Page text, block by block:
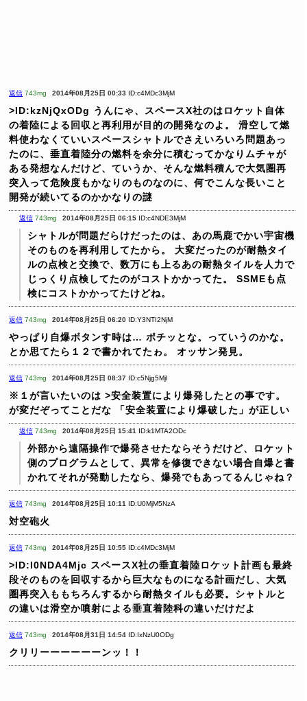
返信 743mg 2014年08月25日 00:33 ID:c4MDc3MjM
>ID:kzNjQxODg うんにゃ、スペースX社のはロケット自体
の着陸による回収と再利用が目的の開発なのよ。
滑空して燃
料使わなくていいスペースシャトルでさえいろいろ問題あっ
たのに、垂直着陸分の燃料を余分に積むってかなりムチャが
ある発想なんだけど、ていうか、そんな燃料積んで大気圏再
突入って危険度もかなりのものなのに、何でこんな長いこと
開発が続いてるのかかなりの謎
返信 743mg 2014年08月25日 06:15 ID:c4NDE3MjM
シャトルが問題だらけだったのは、あの馬鹿でかい宇宙機
そのものを再利用してたから。
大変だったのが耐熱タイ
ルの点検と交換で、数万にも上るあの耐熱タイルを人力で
じっくり点検してたのがコストかかってた。
SSMEも点
検にコストかかってたけどね。
返信 743mg 2014年08月25日 06:20 ID:Y3NTI2NjM
やっぱり自爆ボタンす時は… ポチッとな。っていうのかな。
とか思てたら１２で書かれてたゎ。
オッサン発見。
返信 743mg 2014年08月25日 08:37 ID:c5Njg5MjI
※１が言いたいのは >安全装置により爆発したとの事です。
が変だぞってことだな 「安全装置により爆破した」が正しい
返信 743mg 2014年08月25日 15:41 ID:k1MTA2ODc
外部から遠隔操作で爆発させたならそうだけど、ロケット
側のプログラムとして、異常を修復できない場合自爆と書
かれてそれが発動したなら、爆発でもあってるんじゃね？
返信 743mg 2014年08月25日 10:11 ID:U0MjM5NzA
対空砲火
返信 743mg 2014年08月25日 10:55 ID:c4MDc3MjM
>ID:I0NDA4Mjc スペースX社の垂直着陸ロケット計画も最終
段そのものを回収するから巨大なものになる計画だし、大気
圏再突入ももちろんするから耐熱タイルも必要。シャトルと
の違いは滑空か噴射による垂直着陸科の違いだけだよ
返信 743mg 2014年08月31日 14:54 ID:IxNzU0ODg
クリリーーーーーーンッ！！